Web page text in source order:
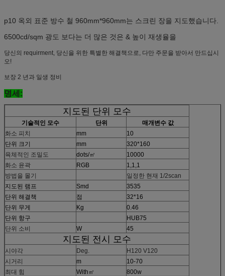
p10 옥외 표준 방수 철 960mm*960mm는 스크린 장을 지도했습니다.
6500cd/sqm 광도 보다는 더 많은 것은 & 높이 재생율을
당신의 requirment, 당신을 위한 특별한 해결책으로, 다만 주문을 받아서 만드십시
오!
보장 2 년과 일생 정비
명세:
지도된 단위 모수
기술적인 모수 단위
매개변수 값
화소 피치
mm
10
단위 크기
mm
320*160
육체적인 조밀도
dots/㎡
10000
화소 윤곽
RGB
1,1,1
방법을 몰기
일정한 현재 1/2scan
지도된 램프
Smd
3535
단위 해결책
점
32*16
단위 무게
Kg
0.46
단위 항구
HUB75
단위 소비
W 45
지도된 전시 모수
시야각 Deg.
H120 V120
시거리
m
10-70
최대 힘
With㎡
800w